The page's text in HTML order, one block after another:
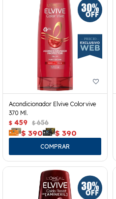
Acondicionador Elvive Colorvive
370 Ml.
$ 459 $ 656
$ 390 $ 390